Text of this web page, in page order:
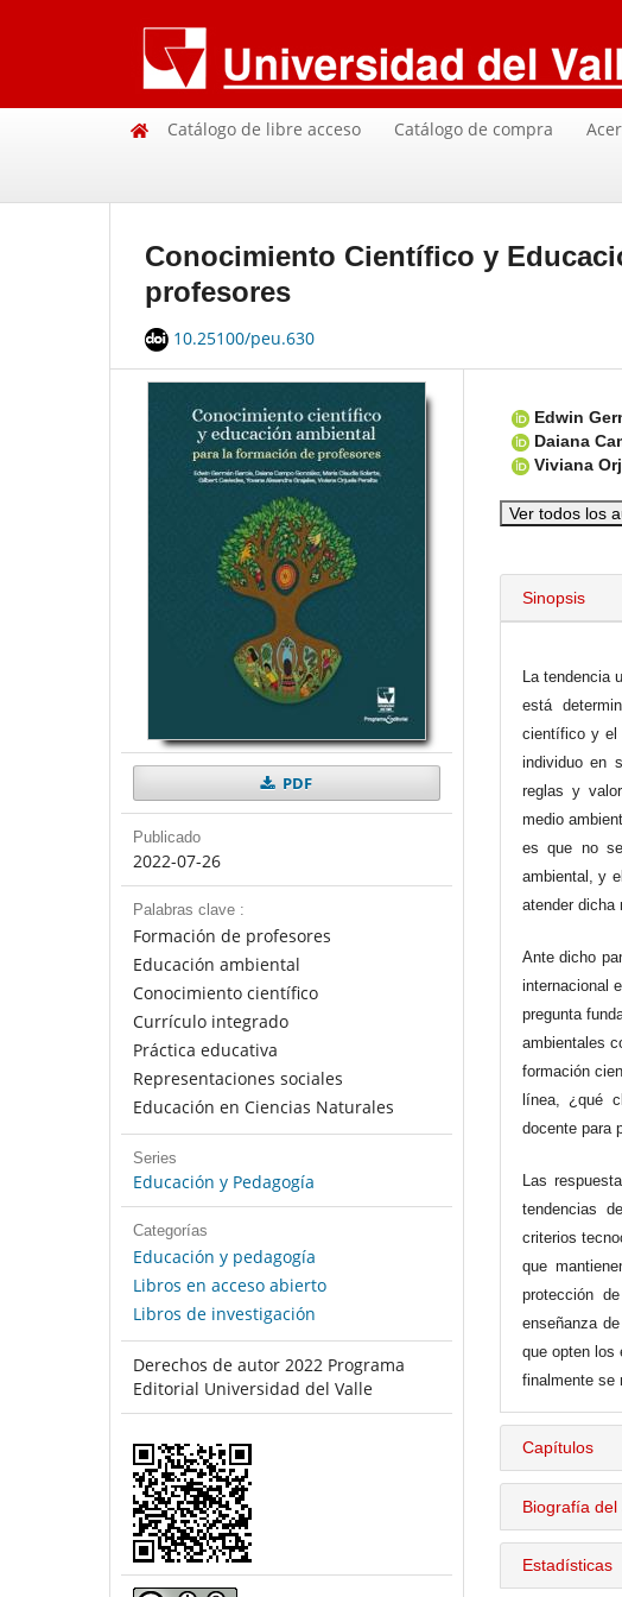
Catálogo de libre acceso Catálogo de compra
Conocimiento Científico y
profesores
10.25100/peu.630
PDF
Publicado
2022-07-26
Palabras clave :
Formación de profesores
Educación ambiental
Conocimiento científico
Currículo integrado
Práctica educativa
Representaciones sociales
Educación en Ciencias Naturales
Series
Educación y Pedagogía
Categorías
Educación y pedagogía
Libros en acceso abierto
Libros de investigación
Derechos de autor 2022 Programa
Editorial Universidad del Valle
Edwin
Daiana
Viviana
Ver todos los
Sinopsis
La
está
científico y el
individuo en
reglas y
medio
es que no
ambiental, y
atender dicha
Ante dicho
internacional
pregunta
ambientales
formación
línea, ¿qué
docente para
Las
tendencias
criterios
que
protección
enseñanza
que opten los
finalmente se
Capítulos
Biografía del
Estadísticas